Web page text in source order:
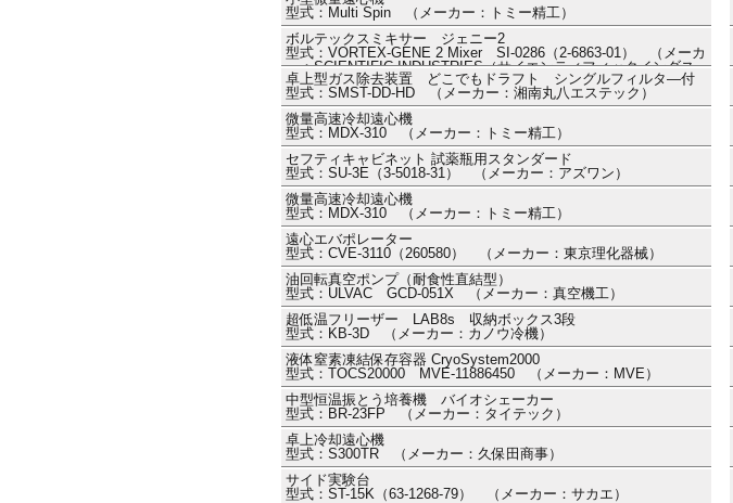
型式：Multi Spin （メーカー：トミー精工）
ボルテックスミキサー ジェニー2
型式：VORTEX-GENE 2 Mixer SI-0286（2-6863-01） （メーカ
ー：SCIENTIFIC INDUSTRIES（サイエンティフィックインダス
トリーズ））
卓上型ガス除去装置 どこでもドラフト シングルフィルタ―付
型式：SMST-DD-HD （メーカー：湘南丸八エステック）
微量高速冷却遠心機
型式：MDX-310 （メーカー：トミー精工）
セフティキャビネット 試薬瓶用スタンダード
型式：SU-3E（3-5018-31） （メーカー：アズワン）
微量高速冷却遠心機
型式：MDX-310 （メーカー：トミー精工）
遠心エバポレーター
型式：CVE-3110（260580） （メーカー：東京理化器械）
油回転真空ポンプ（耐食性直結型）
型式：ULVAC GCD-051X （メーカー：真空機工）
超低温フリーザー LAB8s 収納ボックス3段
型式：KB-3D （メーカー：カノウ冷機）
液体窒素凍結保存容器 CryoSystem2000
型式：TOCS20000 MVE-11886450 （メーカー：MVE）
中型恒温振とう培養機 バイオシェーカー
型式：BR-23FP （メーカー：タイテック）
卓上冷却遠心機
型式：S300TR （メーカー：久保田商事）
サイド実験台
型式：ST-15K（63-1268-79） （メーカー：サカエ）